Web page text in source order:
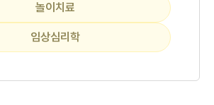
놀이치료
임상심리학